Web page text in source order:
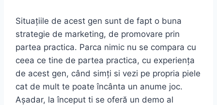
Situațiile de acest gen sunt de fapt o buna
strategie de marketing, de promovare prin
partea practica. Parca nimic nu se compara cu
ceea ce tine de partea practica, cu experiența
de acest gen, când simți si vezi pe propria piele
cat de mult te poate încânta un anume joc.
Așadar, la început ti se oferă un demo al